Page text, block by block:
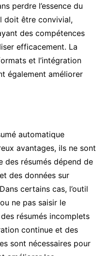
perdre l’essence du
doit être convivial,
des compétences
efficacement. La
et l’intégration
également améliorer
automatique
avantages, ils ne sont
des résumés dépend de
des données sur
certains cas, l’outil
ne pas saisir le
résumés incomplets
continue et des
sont nécessaires pour